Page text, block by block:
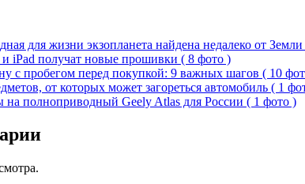
для жизни экзопланета найдена недалеко от
iPad получат новые прошивки ( 8 фото )
с пробегом перед покупкой: 9 важных шагов ( 10
от которых может загореться автомобиль ( 1
на полноприводный Geely Atlas для России ( 1 фото )